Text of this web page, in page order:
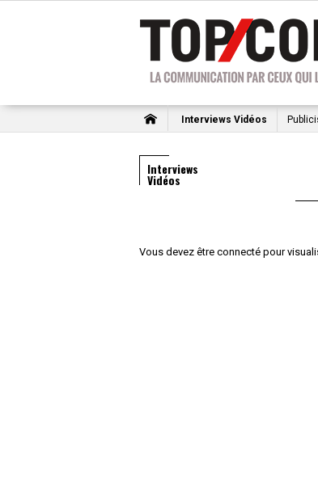
Interviews Vidéos
Interviews
Vidéos
Vous devez être connecté pour